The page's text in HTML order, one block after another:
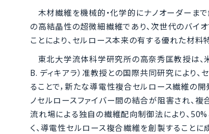
木材繊維を機械的・化学的にナノオーダーまで
の高結晶性の超微細繊維であり、次世代のバイ
ことにより、セルロース本来の有する優れた材
東北大学流体科学研究所の高奈秀匡教授は、
B. ディキアラ）准教授との国際共同研究により
ることで，新たな導電性複合セルロース繊維の開
ノセルロースファイバー間の結合が阻害され、
流れ場による独自の繊維配向制御法により、
く、導電性セルロース複合繊維を創製することに